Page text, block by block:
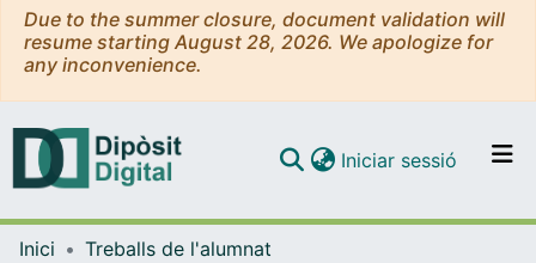
Due to the summer closure, document validation will
resume starting August 28, 2026. We apologize for
any inconvenience.
Navega per tot el DD
Iniciar sessió (current)
Inici
Treballs de l'alumnat